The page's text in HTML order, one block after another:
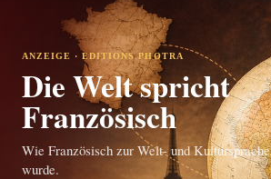
ANZEIGE · EDITIONS PHOTRA
Die Welt spricht
Französisch
Wie Französisch zur Welt- und Kultursprache
wurde.